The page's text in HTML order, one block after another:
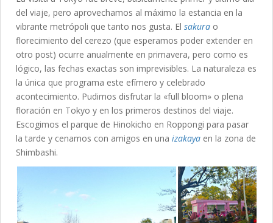
del viaje, pero aprovechamos al máximo la estancia en la
vibrante metrópoli que tanto nos gusta. El sakura o
florecimiento del cerezo (que esperamos poder extender en
otro post) ocurre anualmente en primavera, pero como es
lógico, las fechas exactas son imprevisibles. La naturaleza es
la única que programa este efímero y celebrado
acontecimiento. Pudimos disfrutar la «full bloom» o plena
floración en Tokyo y en los primeros destinos del viaje.
Escogimos el parque de Hinokicho en Roppongi para pasar
la tarde y cenamos con amigos en una izakaya en la zona de
Shimbashi.